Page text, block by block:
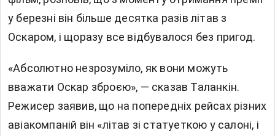
у березні він більше десятка разів літав з
Оскаром, і щоразу все відбувалося без пригод.
«Абсолютно незрозуміло, як вони можуть
вважати Оскар зброєю», — сказав Таланкін.
Режисер заявив, що на попередніх рейсах різних
авіакомпаній він «літав зі статуеткою у салоні, і